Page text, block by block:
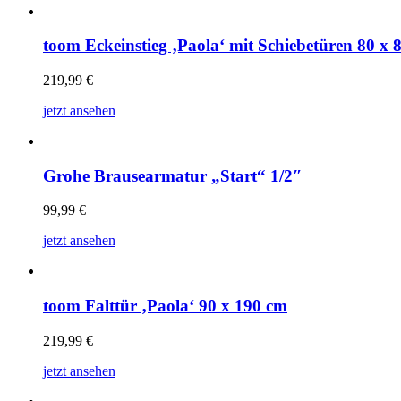
toom Eckeinstieg ‚Paola‘ mit Schiebetüren 80 x
219,99 €
jetzt ansehen
Grohe Brausearmatur „Start“ 1/2″
99,99 €
jetzt ansehen
toom Falttür ‚Paola‘ 90 x 190 cm
219,99 €
jetzt ansehen